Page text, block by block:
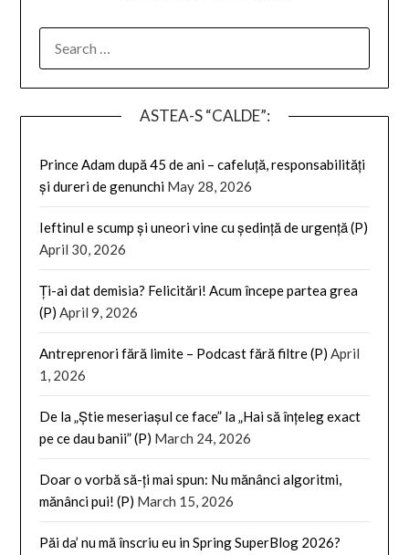
FOR:
ASTEA-S “CALDE”:
Prince Adam după 45 de ani – cafeluță, responsabilități
și dureri de genunchi May 28, 2026
Ieftinul e scump și uneori vine cu ședință de urgență (P)
April 30, 2026
Ți-ai dat demisia? Felicitări! Acum începe partea grea
(P) April 9, 2026
Antreprenori fără limite – Podcast fără filtre (P) April
1, 2026
De la „Știe meseriașul ce face” la „Hai să înțeleg exact
pe ce dau banii” (P) March 24, 2026
Doar o vorbă să-ți mai spun: Nu mănânci algoritmi,
mănânci pui! (P) March 15, 2026
Păi da’ nu mă înscriu eu in Spring SuperBlog 2026?